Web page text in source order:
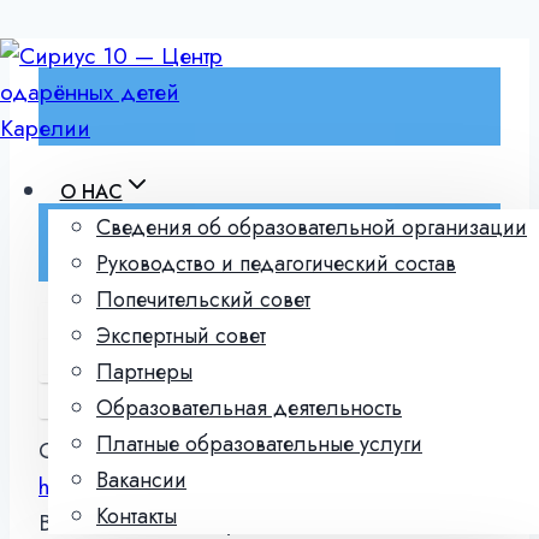
Перейти
к
содержимому
О НАС
Сведения об образовательной организации
Руководство и педагогический состав
Попечительский совет
Экспертный совет
Партнеры
Образовательная деятельность
Платные образовательные услуги
Вакансии
Контакты
ШКОЛЬНЫЙ ЭТАП
МУНИЦИПАЛЬНЫЙ ЭТАП
РЕГИОНАЛЬНЫЙ ЭТАП
ЗАКЛЮЧИТЕЛЬНЫЙ ЭТАП
Официальный сайт ВСОШ:
https://vserosolimp.edsoo.ru/
Вход в кабинеты муниципалитетов: